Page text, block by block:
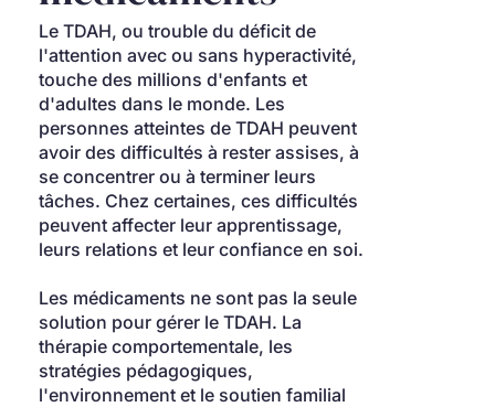
Le TDAH, ou trouble du déficit de
l'attention avec ou sans hyperactivité,
touche des millions d'enfants et
d'adultes dans le monde. Les
personnes atteintes de TDAH peuvent
avoir des difficultés à rester assises, à
se concentrer ou à terminer leurs
tâches. Chez certaines, ces difficultés
peuvent affecter leur apprentissage,
leurs relations et leur confiance en soi.
Les médicaments ne sont pas la seule
solution pour gérer le TDAH. La
thérapie comportementale, les
stratégies pédagogiques,
l'environnement et le soutien familial